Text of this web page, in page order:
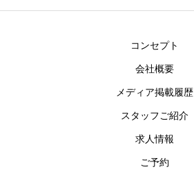
コンセプト
会社概要
メディア掲載履歴
スタッフご紹介
求人情報
ご予約